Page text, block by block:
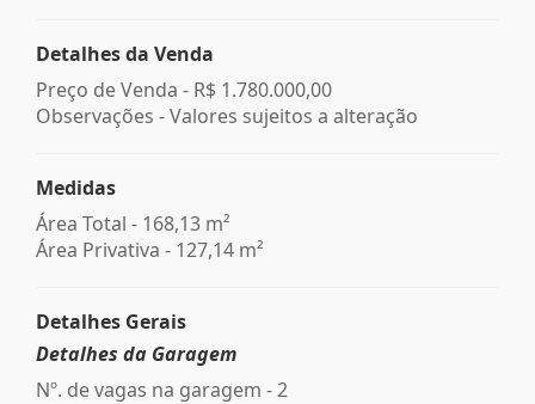
Detalhes da Venda
Preço de Venda - R$ 1.780.000,00
Observações - Valores sujeitos a alteração
Medidas
Área Total - 168,13 m²
Área Privativa - 127,14 m²
Detalhes Gerais
Detalhes da Garagem
Nº. de vagas na garagem - 2